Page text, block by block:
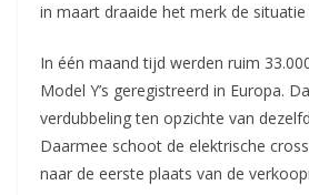
in maart draaide het merk de
In één maand tijd werden ruim
Model Y’s geregistreerd in Europa.
verdubbeling ten opzichte van
Daarmee schoot de elektrische
naar de eerste plaats van de